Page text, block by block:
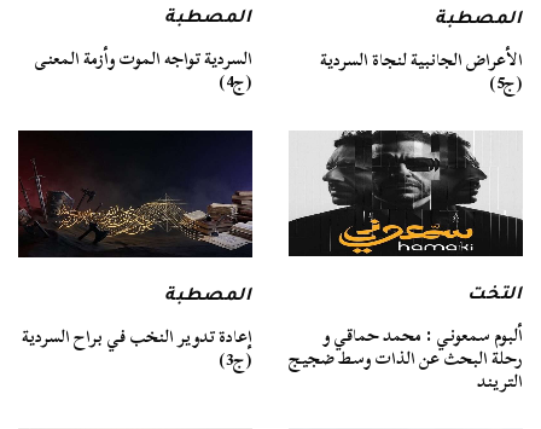
المصطبة
الأعراض الجانبية لنجاة السردية
(ج5)
المصطبة
السردية تواجه الموت وأزمة المعنى
(ج4)
التخت
ألبوم سمعوني : محمد حماقي و
رحلة البحث عن الذات وسط ضجيج
التريند
المصطبة
إعادة تدوير النخب في براح السردية
(ج3)